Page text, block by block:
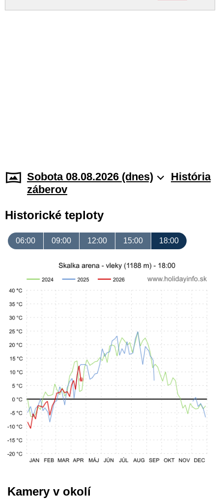
Sobota 08.08.2026 (dnes)
História
záberov
Historické teploty
06:00 09:00 12:00 15:00 18:00
Kamery v okolí